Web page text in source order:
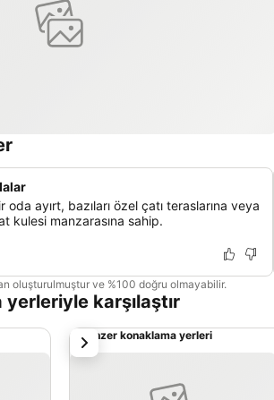
ayırt, bazıları özel çatı teraslarına veya
kulesi manzarasına sahip.
oluşturulmuştur ve %100 doğru olmayabilir.
karşılaştır
Benzer konaklama yerleri
sonraki